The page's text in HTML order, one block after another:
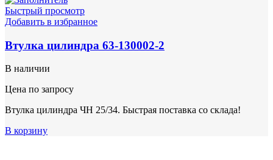
Быстрый просмотр
Добавить в избранное
Втулка цилиндра 63-130002-2
В наличии
Цена по запросу
Втулка цилиндра ЧН 25/34. Быстрая поставка со склада!
В корзину